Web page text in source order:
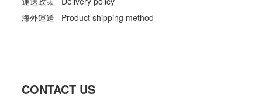
海外運送 Product shipping method
CONTACT US